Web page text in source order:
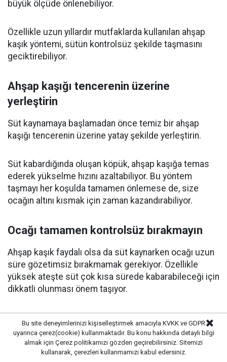
büyük ölçüde önlenebiliyor.
Özellikle uzun yıllardır mutfaklarda kullanılan ahşap
kaşık yöntemi, sütün kontrolsüz şekilde taşmasını
geciktirebiliyor.
Ahşap kaşığı tencerenin üzerine
yerleştirin
Süt kaynamaya başlamadan önce temiz bir ahşap
kaşığı tencerenin üzerine yatay şekilde yerleştirin.
Süt kabardığında oluşan köpük, ahşap kaşığa temas
ederek yükselme hızını azaltabiliyor. Bu yöntem
taşmayı her koşulda tamamen önlemese de, size
ocağın altını kısmak için zaman kazandırabiliyor.
Ocağı tamamen kontrolsüz bırakmayın
Ahşap kaşık faydalı olsa da süt kaynarken ocağı uzun
süre gözetimsiz bırakmamak gerekiyor. Özellikle
yüksek ateşte süt çok kısa sürede kabarabileceği için
dikkatli olunması önem taşıyor.
Orta ateşte kaynatın
Sütü yüksek ateşte kaynatmak yerine orta ateşte
yavaş yavaş ısıtmak, taşma riskini azaltabiliyor. Ara
Bu site deneyimlerinizi kişiselleştirmek amacıyla KVKK ve GDPR
uyarınca çerez(cookie) kullanmaktadır. Bu konu hakkında detaylı bilgi
almak için Çerez politikamızı gözden geçirebilirsiniz. Sitemizi
kullanarak, çerezleri kullanmamızı kabul edersiniz.